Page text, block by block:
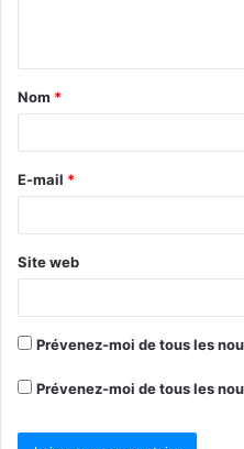
Nom *
E-mail *
Site web
Prévenez-moi de tous les
Prévenez-moi de tous les